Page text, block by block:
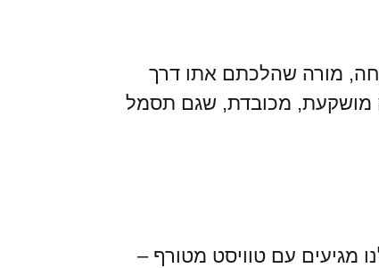
מורה שהלכתם אתו דרך
מושקעת, מכובדת, שגם תסמל
מגיעים עם טוויסט מטורף –